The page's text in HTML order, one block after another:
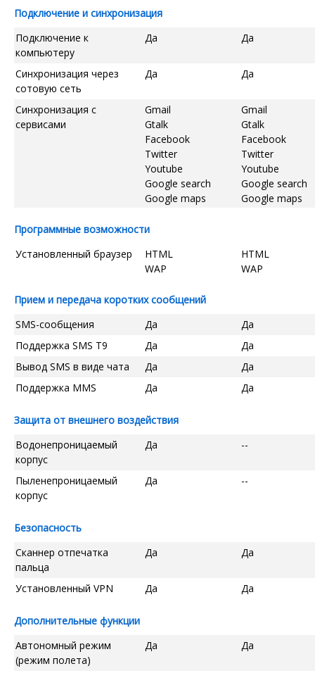
Подключение и синхронизация
Подключение к
компьютеру
Да Да
Синхронизация через
сотовую сеть
Да Да
Синхронизация с
сервисами
Gmail
Gtalk
Facebook
Twitter
Youtube
Google search
Google maps
Gmail
Gtalk
Facebook
Twitter
Youtube
Google search
Google maps
Программные возможности
Установленный браузер
HTML
WAP
HTML
WAP
Прием и передача коротких сообщений
SMS-сообщения
Да
Да
Поддержка SMS T9
Да
Да
Вывод SMS в виде чата
Да
Да
Поддержка MMS
Да Да
Защита от внешнего воздействия
Водонепроницаемый
корпус
Да --
Пыленепроницаемый
корпус
Да --
Безопасность
Сканнер отпечатка
пальца
Да Да
Установленный VPN Да Да
Дополнительные функции
Автономный режим
(режим полета)
Да Да